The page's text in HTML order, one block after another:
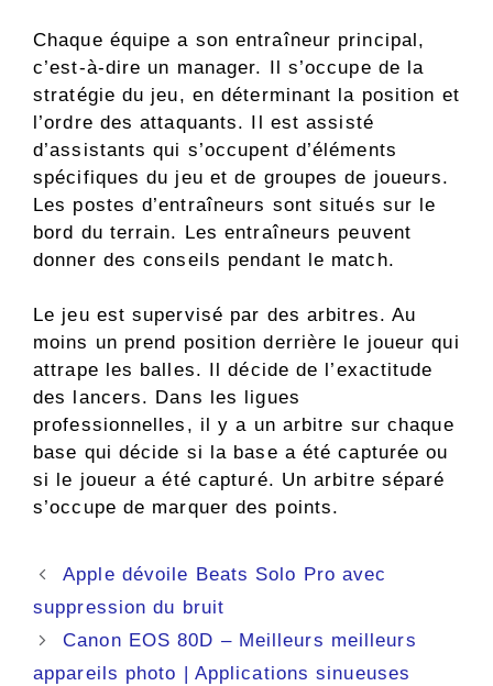
Chaque équipe a son entraîneur principal,
c’est-à-dire un manager. Il s’occupe de la
stratégie du jeu, en déterminant la position et
l’ordre des attaquants. Il est assisté
d’assistants qui s’occupent d’éléments
spécifiques du jeu et de groupes de joueurs.
Les postes d’entraîneurs sont situés sur le
bord du terrain. Les entraîneurs peuvent
donner des conseils pendant le match.
Le jeu est supervisé par des arbitres. Au
moins un prend position derrière le joueur qui
attrape les balles. Il décide de l’exactitude
des lancers. Dans les ligues
professionnelles, il y a un arbitre sur chaque
base qui décide si la base a été capturée ou
si le joueur a été capturé. Un arbitre séparé
s’occupe de marquer des points.
Navigation
des
Apple dévoile Beats Solo Pro avec
suppression du bruit
Canon EOS 80D – Meilleurs meilleurs
appareils photo | Applications sinueuses